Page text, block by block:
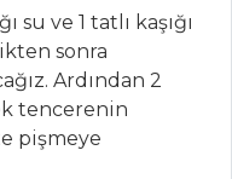
su ve 1 tatlı kaşığı
sonra
Ardından 2
tencerenin
pişmeye